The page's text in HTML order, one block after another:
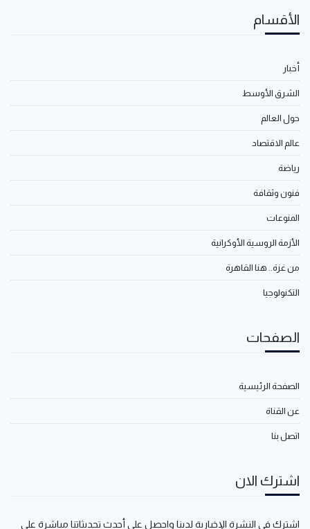
الأقسام
أخبار
الشرق الأوسط
حول العالم
عالم الاقتصاد
رياضة
فنون وثقافة
المنوعات
الأزمة الروسية الأوكرانية
من غزة.. هنا القاهرة
التكنولوجيا
الصفحات
الصفحة الرئيسية
عن القناة
اتصل بنا
اشترك الان
اشترك في النشرة الإخبارية لدينا واحصل على أحدث تحديثاتنا مباشرة على